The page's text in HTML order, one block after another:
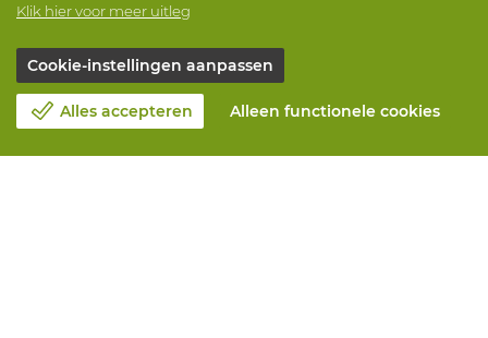
Klik hier voor meer uitleg
Cookie-instellingen aanpassen
Alles accepteren Alleen functionele cookies